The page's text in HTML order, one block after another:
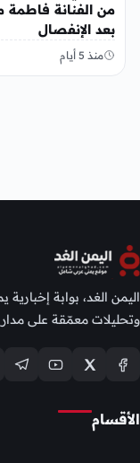
من الفنانة فاطمة
بعد الإنفصال
منذ 5 أيام
اليمن الغد، بوابة
وتحليلات معمّقة على
الأقسام